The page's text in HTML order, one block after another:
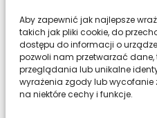
Aby zapewnić jak najlepsze
takich jak pliki cookie, do
dostępu do informacji o
pozwoli nam przetwarzać
przeglądania lub unikalne
wyrażenia zgody lub wycofanie
na niektóre cechy i funkcje.
Chcesz zostać
Design & Code